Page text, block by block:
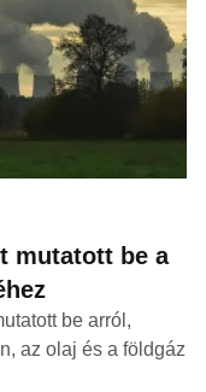
mutatott be a
be arról,
az olaj és a földgáz